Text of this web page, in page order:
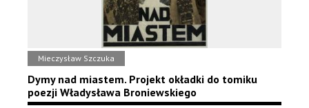
Mieczysław Szczuka
Dymy nad miastem. Projekt okładki do tomiku
poezji Władysława Broniewskiego